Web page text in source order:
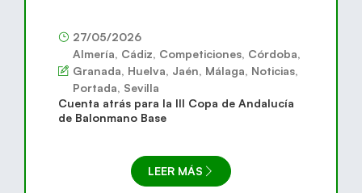
27/05/2026
Almería, Cádiz, Competiciones, Córdoba,
Granada, Huelva, Jaén, Málaga, Noticias,
Portada, Sevilla
Cuenta atrás para la III Copa de Andalucía
de Balonmano Base
LEER MÁS